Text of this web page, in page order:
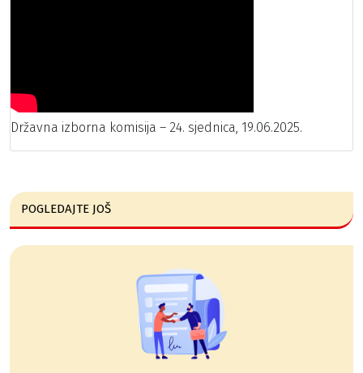
Državna izborna komisija – 24. sjednica, 19.06.2025.
POGLEDAJTE JOŠ